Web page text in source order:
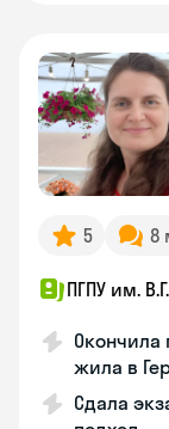
5 8
ПГПУ им.
Окончила
жила в
Сдала